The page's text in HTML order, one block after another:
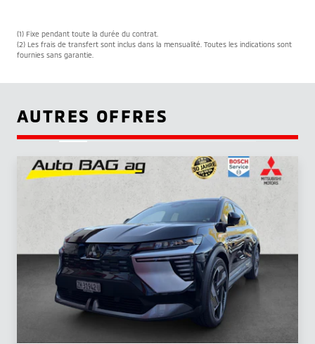
(1) Fixe pendant toute la durée du contrat.
(2) Les frais de transfert sont inclus dans la mensualité. Toutes les indications sont
fournies sans garantie.
AUTRES OFFRES